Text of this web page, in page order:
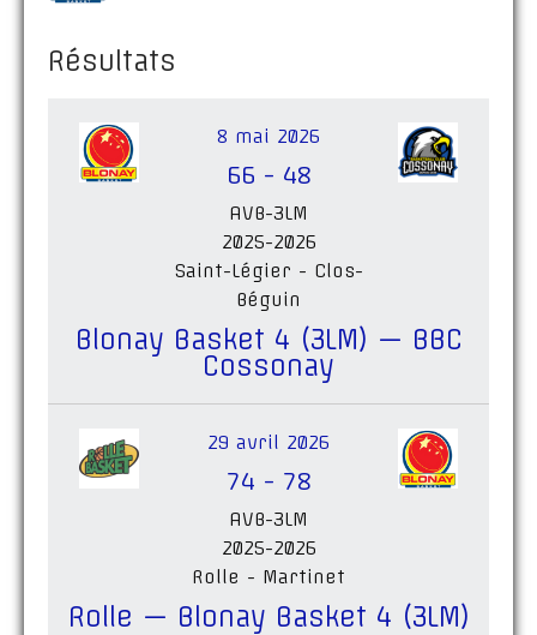
Résultats
8 mai 2026
66 - 48
AVB-3LM
2025-2026
Saint-Légier - Clos-
Béguin
Blonay Basket 4 (3LM) — BBC
Cossonay
29 avril 2026
74 - 78
AVB-3LM
2025-2026
Rolle - Martinet
Rolle — Blonay Basket 4 (3LM)